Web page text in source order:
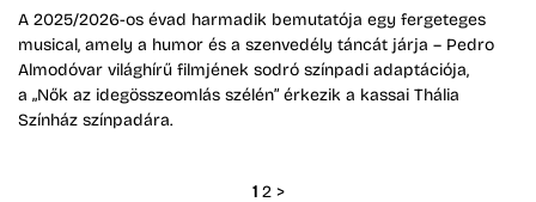
A 2025/2026-os évad harmadik bemutatója egy fergeteges
musical, amely a humor és a szenvedély táncát járja – Pedro
Almodóvar világhírű filmjének sodró színpadi adaptációja,
a „Nők az idegösszeomlás szélén” érkezik a kassai Thália
Színház színpadára.
1 2 >